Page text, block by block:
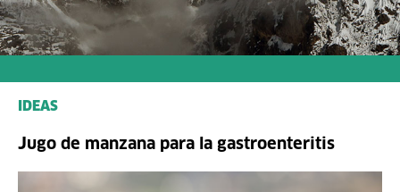
IDEAS
Jugo de manzana para la gastroenteritis